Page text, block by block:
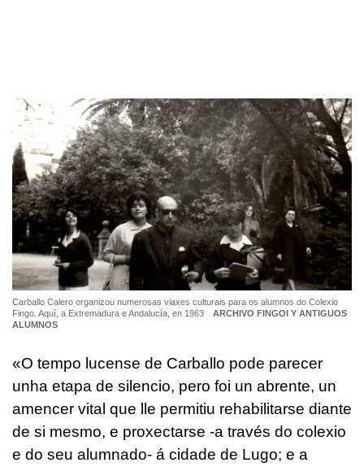
Carballo Calero organizou numerosas viaxes culturais para os alumnos do Colexio
Fingo. Aquí, a Extremadura e Andalucía, en 1963
ARCHIVO FINGOI Y ANTIGUOS
ALUMNOS
«O tempo lucense de Carballo pode parecer
unha etapa de silencio, pero foi un abrente, un
amencer vital que lle permitiu rehabilitarse diante
de si mesmo, e proxectarse -a través do colexio
e do seu alumnado- á cidade de Lugo; e a